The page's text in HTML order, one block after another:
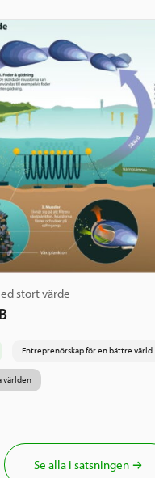
stort värde
Entreprenörskap för en bättre värld
världen
Se alla i satsningen